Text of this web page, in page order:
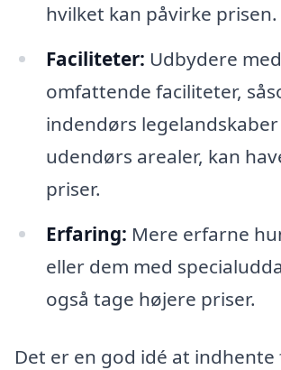
hvilket kan påvirke prisen.
Faciliteter: Udbydere
omfattende faciliteter,
indendørs
udendørs arealer, kan
priser.
Erfaring: Mere erfarne
eller dem med
også tage højere priser.
Det er en god idé at